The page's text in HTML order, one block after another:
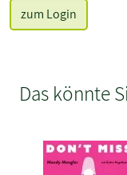
zum Login
Das könnte